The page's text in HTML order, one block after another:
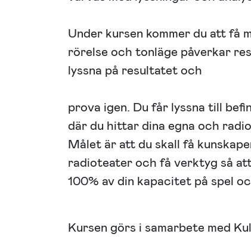
Under kursen kommer du att få
rörelse och tonläge påverkar
lyssna på resultatet och
prova igen. Du får lyssna till
där du hittar dina egna och
Målet är att du skall få
radioteater och få verktyg så
100% av din kapacitet på spel
Kursen görs i samarbete med